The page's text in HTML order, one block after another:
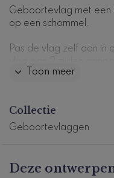
Geboortevlag met een
op een schommel.
Pas de vlag zelf aan
bij ditgeboortekaartje
deze stijl.
Productcode: GV-1071-
Toon meer
Collectie
Geboortevlaggen
Deze